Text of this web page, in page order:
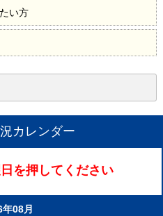
い方
カレンダー
を押してください
08月